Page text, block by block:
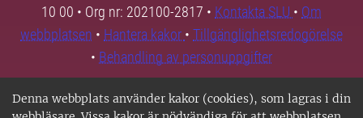
Denna webbplats använder kakor (cookies), som lagras i din
10 00 • Org nr: 202100-2817 • Kontakta SLU • Om
webbplatsen • Hantera kakor • Tillgänglighetsredogörelse
• Behandling av personuppgifter